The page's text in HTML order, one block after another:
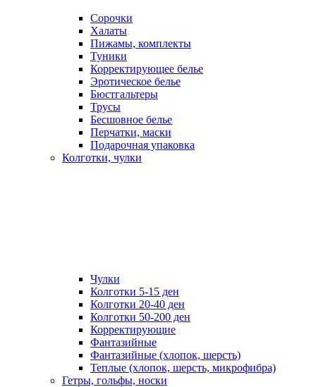
Сорочки
Халаты
Пижамы, комплекты
Туники
Корректирующее белье
Эротическое белье
Бюстгальтеры
Трусы
Бесшовное белье
Перчатки, маски
Подарочная упаковка
Колготки, чулки
Чулки
Колготки 5-15 ден
Колготки 20-40 ден
Колготки 50-200 ден
Корректирующие
Фантазийные
Фантазийные (хлопок, шерсть)
Теплые (хлопок, шерсть, микрофибра)
Гетры, гольфы, носки